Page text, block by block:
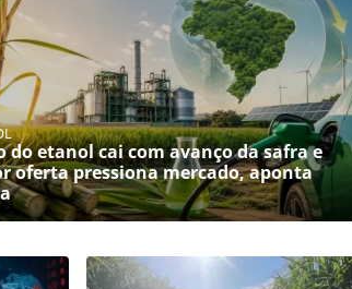
do etanol cai com avanço da safra e
oferta pressiona mercado, aponta